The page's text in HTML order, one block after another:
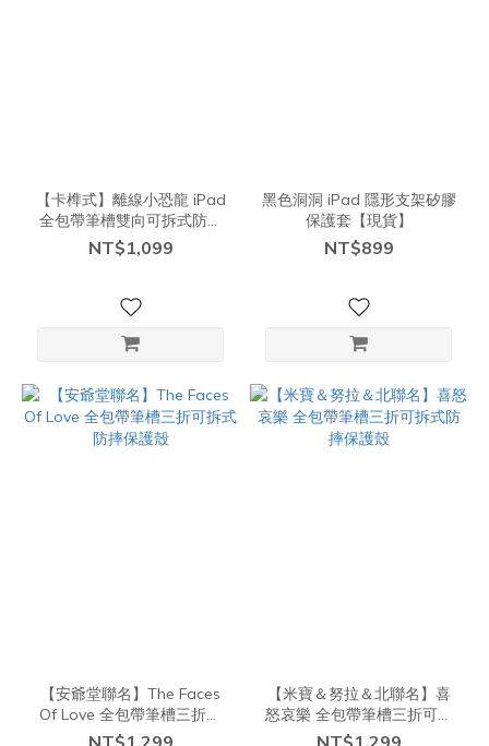
【卡榫式】離線小恐龍 iPad
全包帶筆槽雙向可拆式防摔
保護殼
NT$1,099
黑色洞洞 iPad 隱形支架矽膠
保護套【現貨】
NT$899
【安爺堂聯名】The Faces
Of Love 全包帶筆槽三折可
拆式防摔保護殼
NT$1,299
【米寶＆努拉＆北聯名】喜
怒哀樂 全包帶筆槽三折可拆
式防摔保護殼
NT$1,299